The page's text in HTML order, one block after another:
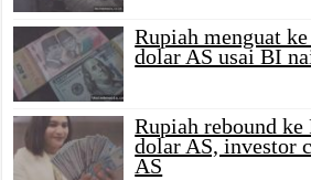
Rupiah menguat
dolar AS usai BI
Rupiah rebound ke
dolar AS, investor
AS